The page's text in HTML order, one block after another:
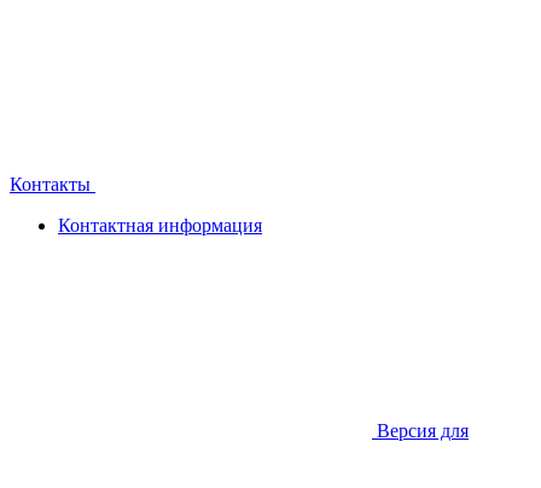
Контакты
Контактная информация
Версия для